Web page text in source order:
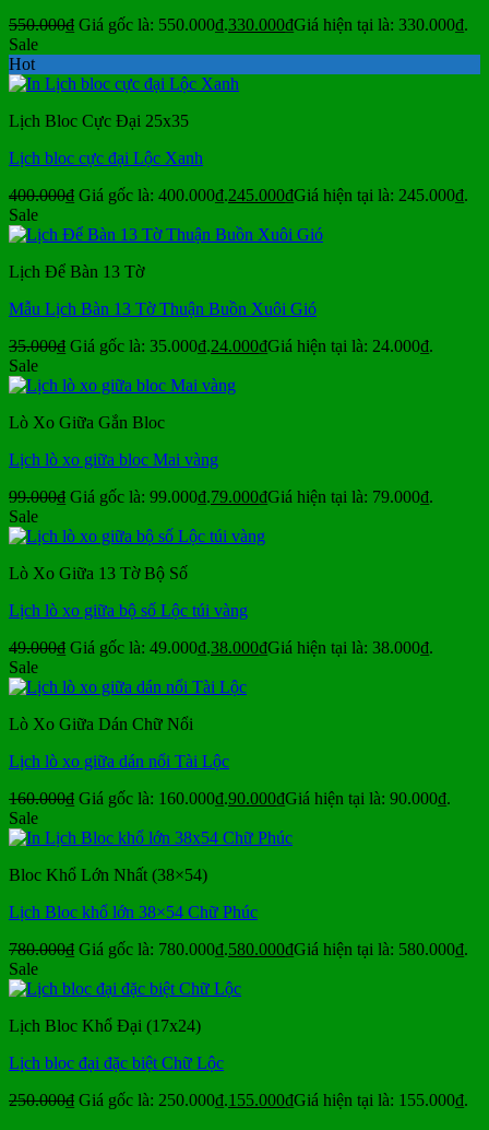
550.000₫ Giá gốc là: 550.000₫.330.000₫Giá hiện tại là: 330.000₫.
Sale
Hot
Lịch Bloc Cực Đại 25x35
Lịch bloc cực đại Lộc Xanh
400.000₫ Giá gốc là: 400.000₫.245.000₫Giá hiện tại là: 245.000₫.
Sale
Lịch Để Bàn 13 Tờ
Mẫu Lịch Bàn 13 Tờ Thuận Buồn Xuôi Gió
35.000₫ Giá gốc là: 35.000₫.24.000₫Giá hiện tại là: 24.000₫.
Sale
Lò Xo Giữa Gắn Bloc
Lịch lò xo giữa bloc Mai vàng
99.000₫ Giá gốc là: 99.000₫.79.000₫Giá hiện tại là: 79.000₫.
Sale
Lò Xo Giữa 13 Tờ Bộ Số
Lịch lò xo giữa bộ số Lộc túi vàng
49.000₫ Giá gốc là: 49.000₫.38.000₫Giá hiện tại là: 38.000₫.
Sale
Lò Xo Giữa Dán Chữ Nổi
Lịch lò xo giữa dán nổi Tài Lộc
160.000₫ Giá gốc là: 160.000₫.90.000₫Giá hiện tại là: 90.000₫.
Sale
Bloc Khổ Lớn Nhất (38×54)
Lịch Bloc khổ lớn 38×54 Chữ Phúc
780.000₫ Giá gốc là: 780.000₫.580.000₫Giá hiện tại là: 580.000₫.
Sale
Lịch Bloc Khổ Đại (17x24)
Lịch bloc đại đặc biệt Chữ Lộc
250.000₫ Giá gốc là: 250.000₫.155.000₫Giá hiện tại là: 155.000₫.